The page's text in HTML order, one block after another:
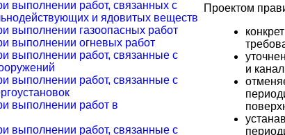
выполнении работ, связанных с
и ядовитых веществ
выполнении газоопасных работ
выполнении огневых работ
выполнении работ, связанные с
выполнении работ, связанные с
выполнении работ в
выполнении работ, связанные с
Проектом
и